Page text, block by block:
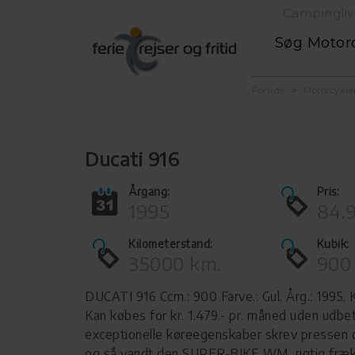
Søg
Ducati 916
Årgang: Pris:
Kilometerstand: Kubik:
DUCATI 916 Ccm.: 900 Farve.: Gul. Årg.: 1995.
Kan købes for kr. 1.479.- pr. måned uden
exceptionelle køreegenskaber skrev pressen